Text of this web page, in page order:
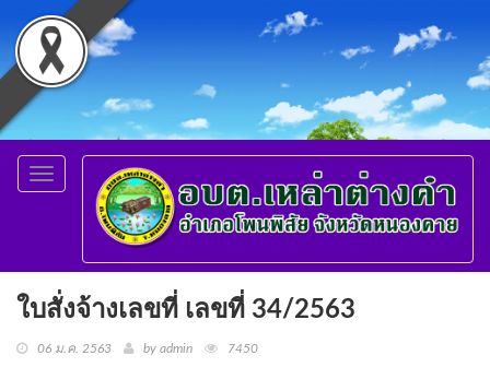
Toggle
navigation
ใบสั่งจ้างเลขที่ เลขที่ 34/2563
06 ม.ค. 2563 by admin 7450